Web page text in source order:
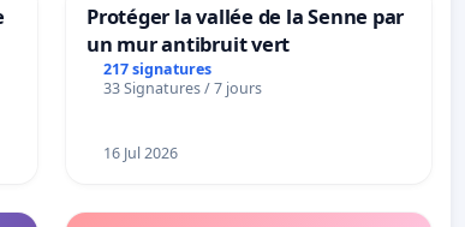
Protéger la vallée de la Senne par
un mur antibruit vert
217 signatures
33 Signatures / 7 jours
16 Jul 2026